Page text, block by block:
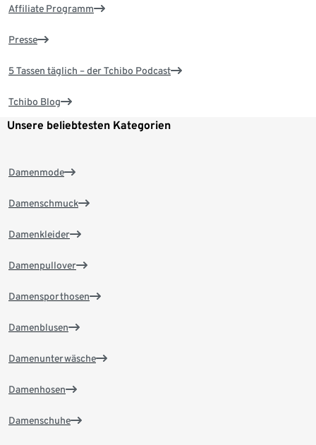
Affiliate Programm
Presse
5 Tassen täglich – der Tchibo Podcast
Tchibo Blog
Unsere beliebtesten Kategorien
Damenmode
Damenschmuck
Damenkleider
Damenpullover
Damensporthosen
Damenblusen
Damenunterwäsche
Damenhosen
Damenschuhe